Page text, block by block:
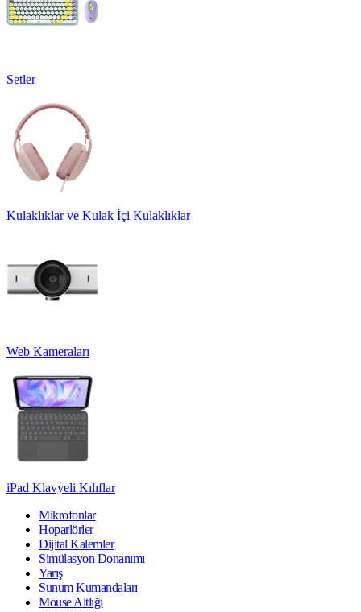
Setler
Kulaklıklar ve Kulak İçi Kulaklıklar
Web Kameraları
iPad Klavyeli Kılıflar
Mikrofonlar
Hoparlörler
Dijital Kalemler
Simülasyon Donanımı
Yarış
Sunum Kumandaları
Mouse Altlığı